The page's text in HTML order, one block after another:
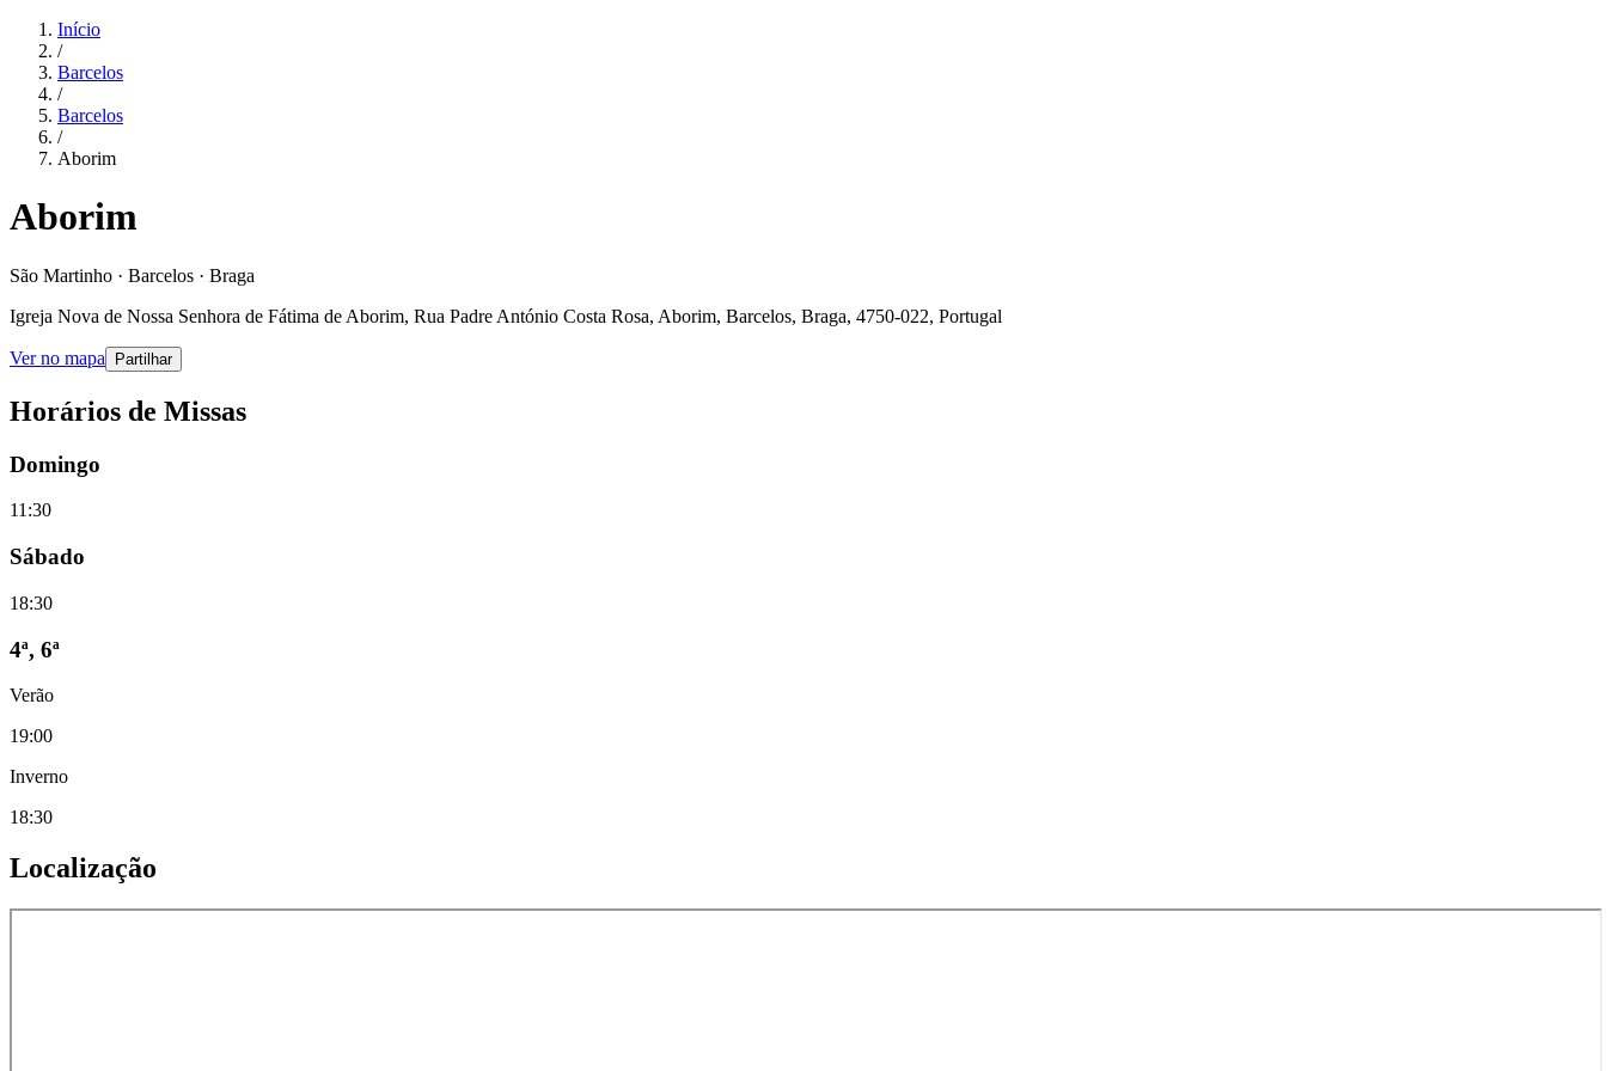
Início
/
Barcelos
/
Barcelos
/
Aborim
Aborim
São Martinho · Barcelos · Braga
Igreja Nova de Nossa Senhora de Fátima de Aborim, Rua Padre António Costa Rosa, Aborim, Barcelos, Braga, 4750-022, Portugal
Ver no mapa Partilhar
Horários de Missas
Domingo
11:30
Sábado
18:30
4ª, 6ª
Verão
19:00
Inverno
18:30
Localização